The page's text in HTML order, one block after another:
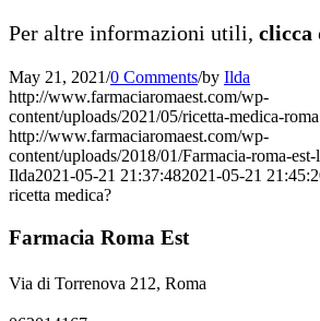
Per altre informazioni utili, clicca
May 21, 2021/0 Comments/by Ilda
http://www.farmaciaromaest.com/wp-
content/uploads/2021/05/ricetta-medica-
http://www.farmaciaromaest.com/wp-
content/uploads/2018/01/Farmacia-roma-
Ilda2021-05-21 21:37:482021-05-21
ricetta medica?
Farmacia Roma Est
Via di Torrenova 212, Roma